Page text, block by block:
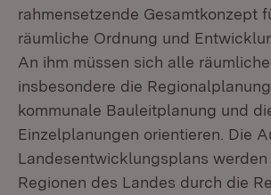
rahmensetzende Gesamtkonzept
räumliche Ordnung und
An ihm müssen sich alle
insbesondere die
kommunale Bauleitplanung und
Einzelplanungen orientieren. Die
Landesentwicklungsplans
Regionen des Landes durch die